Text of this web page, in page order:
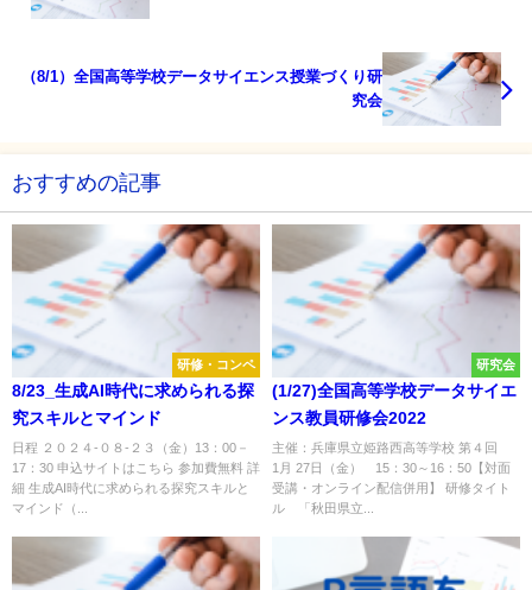
（8/1）全国高等学校データサイエンス授業づくり研
究会
おすすめの記事
研修・コンペ
8/23_生成AI時代に求められる探
究スキルとマインド
日程 ２０２４-０８-２３（金）13：00－
17：30 申込サイトはこちら 参加費無料 詳
細 生成AI時代に求められる探究スキルと
マインド（...
研究会
(1/27)全国高等学校データサイエ
ンス教員研修会2022
主催：兵庫県立姫路西高等学校 第４回
1月 27日（金） 15：30～16：50【対面
受講・オンライン配信併用】 研修タイト
ル 「秋田県立...